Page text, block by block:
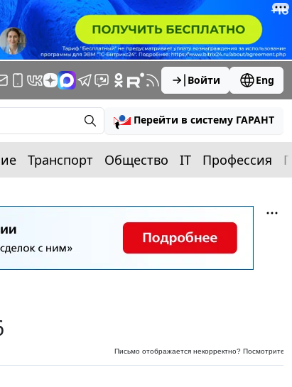
Войти Eng
Перейти в систему ГАРАНТ
Транспорт Общество IT Профессия
Письмо отображается некорректно? Посмотрите